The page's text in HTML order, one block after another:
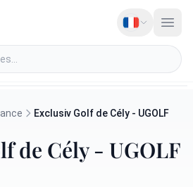
Exclusiv Golf de Cély - UGOLF
de Cély - UGOLF